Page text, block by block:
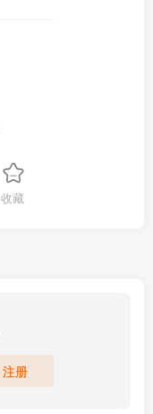
收藏
注册